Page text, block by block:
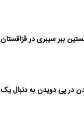
ببر سیبری در قزاقستان
در پی دویدن به دنبال یک